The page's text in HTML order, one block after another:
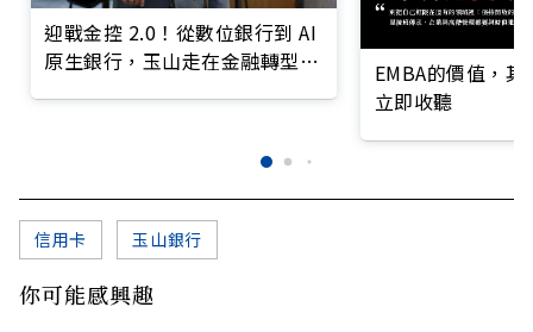
迎戰金控 2.0！從數位銀行到 AI
原生銀行，玉山走在金融轉型最
EMBA的價值，
立即收聽
信用卡 玉山銀行
你可能感興趣